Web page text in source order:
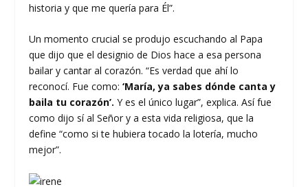
historia y que me quería para Él”.
Un momento crucial se produjo escuchando al Papa
que dijo que el designio de Dios hace a esa persona
bailar y cantar al corazón. “Es verdad que ahí lo
reconocí. Fue como: ‘María, ya sabes dónde canta y
baila tu corazón’. Y es el único lugar”, explica. Así fue
como dijo sí al Señor y a esta vida religiosa, que la
define “como si te hubiera tocado la lotería, mucho
mejor”.